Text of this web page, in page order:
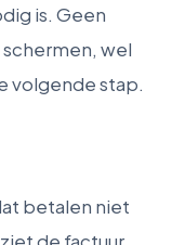
is. Geen
wel
volgende stap.
betalen niet
de factuur,